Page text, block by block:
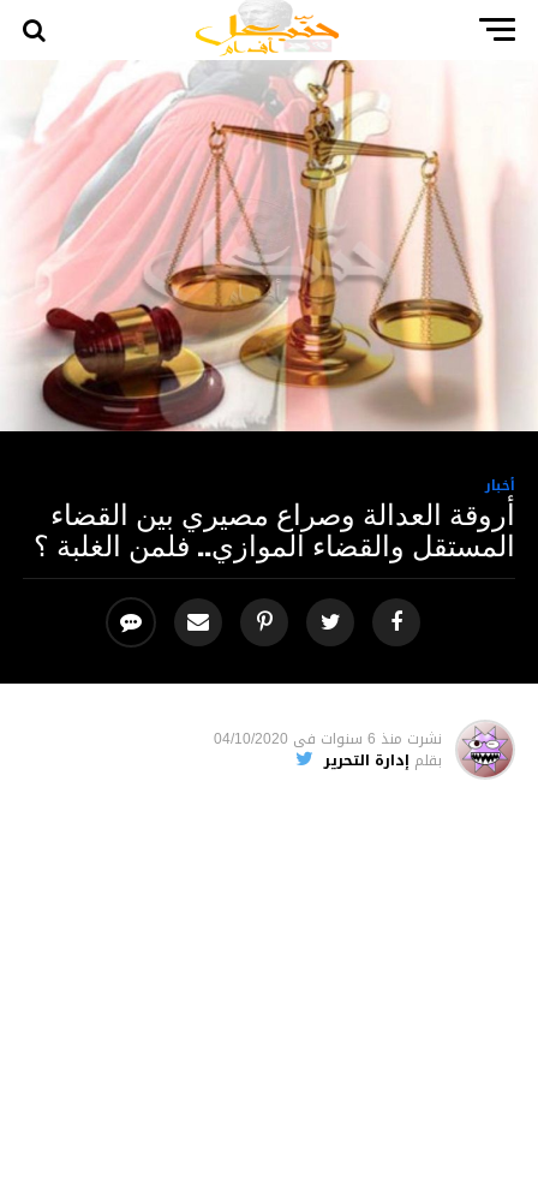
أخبار
أروقة العدالة وصراع مصيري بين القضاء
المستقل والقضاء الموازي.. فلمن الغلبة ؟
نشرت منذ 6 سنوات فى 04/10/2020
بقلم إدارة التحرير